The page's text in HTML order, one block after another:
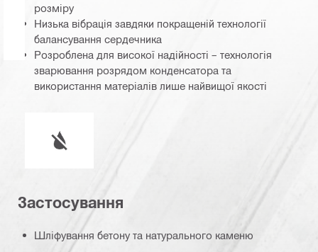
розміру
Низька вібрація завдяки покращеній технології
балансування сердечника
Розроблена для високої надійності – технологія
зварювання розрядом конденсатора та
використання матеріалів лише найвищої якості
Застосування
Шліфування бетону та натурального каменю